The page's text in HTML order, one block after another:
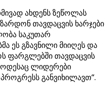
ახდენს ზეწოლას
თავდაცვის ხარჯები
საკუთარ
ეს გზავნილი მიიღეს და
ფარგლებში თავდაცვის
ლიდერები
განვიხილავთ“.